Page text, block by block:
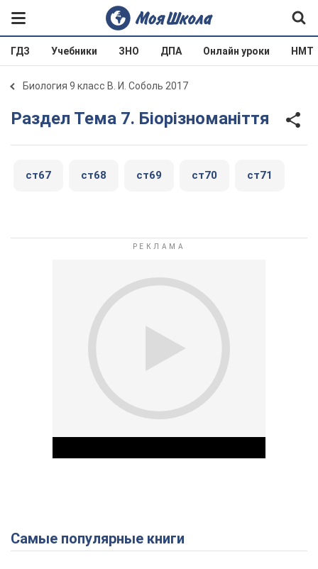
ГДЗ Учебники ЗНО ДПА Онлайн уроки НМТ
Биология 9 класс В. И. Соболь 2017
Раздел Тема 7. Біорізноманіття
ст67 ст68 ст69 ст70 ст71
Play Video
Самые популярные книги